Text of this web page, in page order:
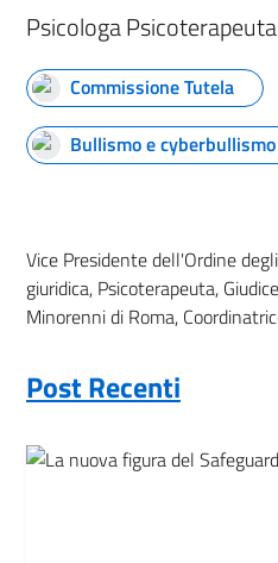
Psicologa Psicoterapeuta
Commissione Tutela
Bullismo e
Vice Presidente dell'Ordine
giuridica, Psicoterapeuta,
Minorenni di Roma,
Post Recenti